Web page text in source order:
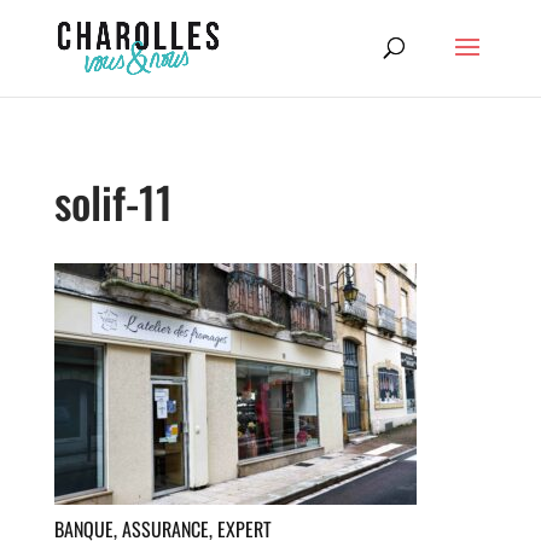
solif-11
BANQUE, ASSURANCE, EXPERT